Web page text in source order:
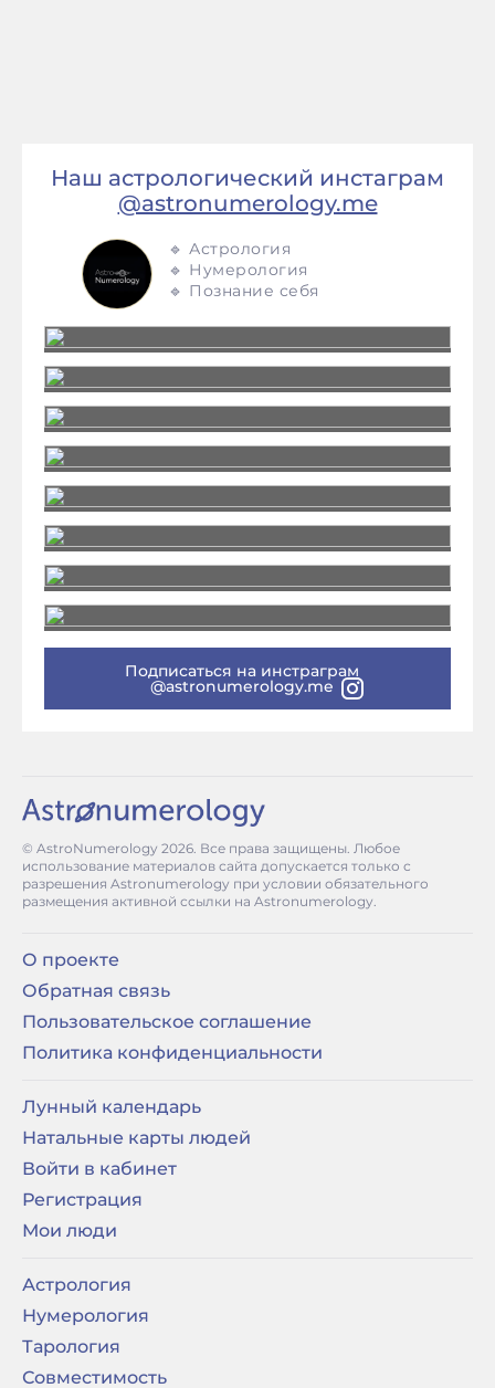
Наш астрологический инстаграм
@astronumerology.me
🔹 Астрология
🔹 Нумерология
🔹 Познание себя
Подписаться на инстраграм
@astronumerology.me
© AstroNumerology 2026. Все права защищены. Любое
использование материалов сайта допускается только с
разрешения Astronumerology при условии обязательного
размещения активной ссылки на Astronumerology.
О проекте
Обратная связь
Пользовательское соглашение
Политика конфиденциальности
Лунный календарь
Натальные карты людей
Войти в кабинет
Регистрация
Мои люди
Астрология
Нумерология
Тарология
Совместимость